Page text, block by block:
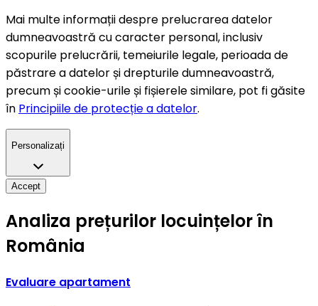
Mai multe informații despre prelucrarea datelor
dumneavoastră cu caracter personal, inclusiv
scopurile prelucrării, temeiurile legale, perioada de
păstrare a datelor și drepturile dumneavoastră,
precum și cookie-urile și fișierele similare, pot fi găsite
în Principiile de protecție a datelor.
Personalizați
Accept
Analiza prețurilor locuințelor în
România
Evaluare apartament